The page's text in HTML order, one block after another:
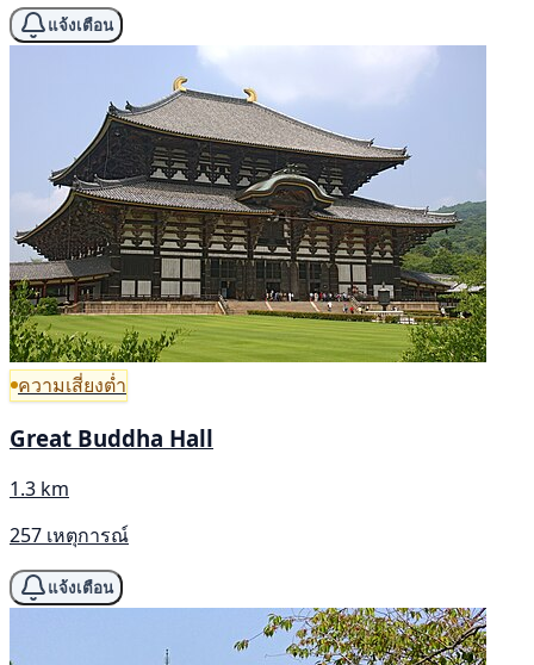
แจ้งเตือน
ความเสี่ยงต่ำ
Great Buddha Hall
1.3 km
257 เหตุการณ์
แจ้งเตือน